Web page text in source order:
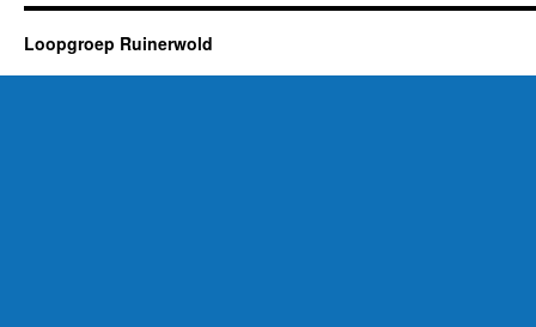
Loopgroep Ruinerwold